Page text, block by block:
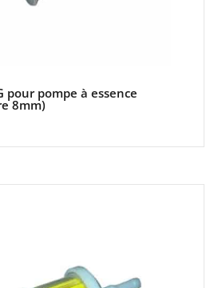
pour pompe à essence
8mm)